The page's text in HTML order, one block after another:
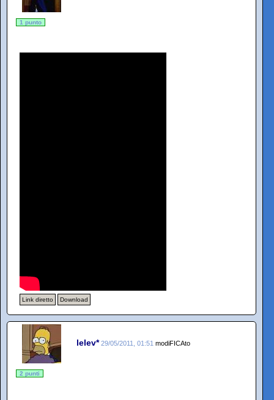
1 punto
Link diretto Download
lelev* 29/05/2011, 01:51 modiFICAto
2 punti